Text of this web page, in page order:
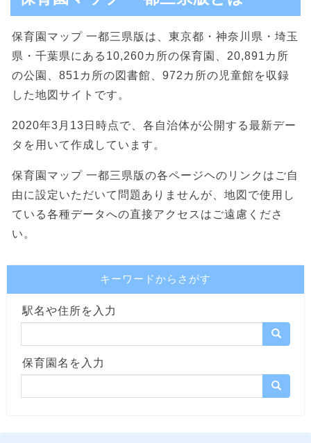
保育園マップ 一都三県版は、東京都・神奈川県・埼玉
県・千葉県にある10,260カ所の保育園、20,891カ所
の公園、851カ所の図書館、972カ所の児童館を収録
した地図サイトです。
2020年3月13日時点で、各自治体が公開する最新デー
タを用いて作成しています。
保育園マップ 一都三県版の各ページヘのリンクはご自
由に設定いただいて問題ありませんが、地図で使用し
ている各種データへの直接アクセスはご遠慮くださ
い。
キーワードからさがす
駅名や住所を入力
保育園名を入力